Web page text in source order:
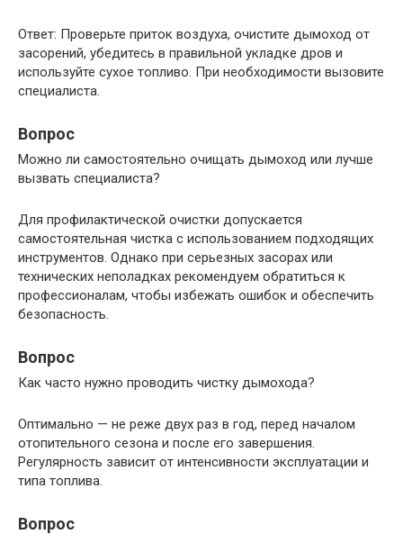
Ответ: Проверьте приток воздуха, очистите дымоход от
засорений, убедитесь в правильной укладке дров и
используйте сухое топливо. При необходимости вызовите
специалиста.
Вопрос
Можно ли самостоятельно очищать дымоход или лучше
вызвать специалиста?
Для профилактической очистки допускается
самостоятельная чистка с использованием подходящих
инструментов. Однако при серьезных засорах или
технических неполадках рекомендуем обратиться к
профессионалам, чтобы избежать ошибок и обеспечить
безопасность.
Вопрос
Как часто нужно проводить чистку дымохода?
Оптимально — не реже двух раз в год, перед началом
отопительного сезона и после его завершения.
Регулярность зависит от интенсивности эксплуатации и
типа топлива.
Вопрос